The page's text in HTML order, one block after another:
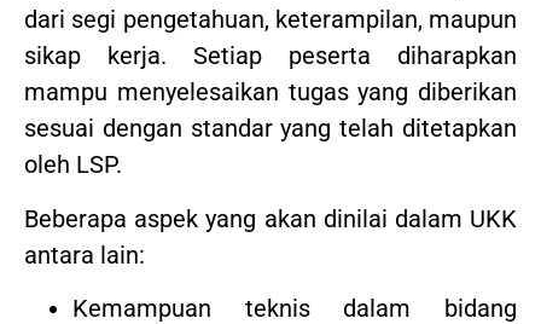
dari segi pengetahuan, keterampilan, maupun
sikap kerja. Setiap peserta diharapkan
mampu menyelesaikan tugas yang diberikan
sesuai dengan standar yang telah ditetapkan
oleh LSP.
Beberapa aspek yang akan dinilai dalam UKK
antara lain:
Kemampuan teknis dalam bidang